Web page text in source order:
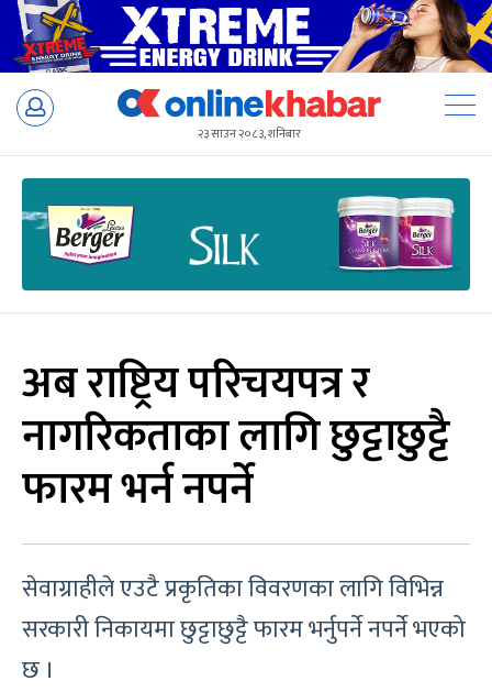
Skip
२३ साउन २०८३, शनिबार
अब राष्ट्रिय परिचयपत्र र
नागरिकताका लागि छुट्टाछुट्टै
फारम भर्न नपर्ने
सेवाग्राहीले एउटै प्रकृतिका विवरणका लागि विभिन्न
सरकारी निकायमा छुट्टाछुट्टै फारम भर्नुपर्ने नपर्ने भएको
छ ।